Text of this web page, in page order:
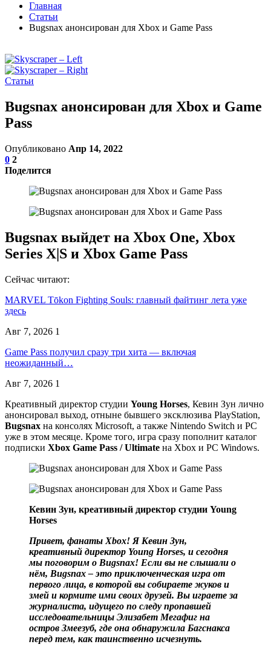
Главная
Статьи
Bugsnax анонсирован для Xbox и Game Pass
Статьи
Bugsnax анонсирован для Xbox и Game
Pass
Опубликовано Апр 14, 2022
0 2
Поделится
Bugsnax выйдет на Xbox One, Xbox
Series X|S и Xbox Game Pass
Сейчас читают:
MARVEL Tōkon Fighting Souls: главный файтинг лета уже
здесь
Авг 7, 2026 1
Game Pass получил сразу три хита — включая
неожиданный…
Авг 7, 2026 1
Креативный директор студии Young Horses, Кевин Зун лично
анонсировал выход, отныне бывшего эксклюзива PlayStation,
Bugsnax на консолях Microsoft, а также Nintendo Switch и PC
уже в этом месяце. Кроме того, игра сразу пополнит каталог
подписки Xbox Game Pass / Ultimate на Xbox и PC Windows.
Кевин Зун, креативный директор студии Young
Horses
Привет, фанаты Xbox! Я Кевин Зун,
креативный директор Young Horses, и сегодня
мы поговорим о Bugsnax! Если вы не слышали о
нём, Bugsnax – это приключенческая игра от
первого лица, в которой вы собираете жуков и
змей и кормите ими своих друзей. Вы играете за
журналиста, идущего по следу пропавшей
исследовательницы Элизабет Мегафиг на
остров Змеезуб, где она обнаружила Багснакса
перед тем, как таинственно исчезнуть.